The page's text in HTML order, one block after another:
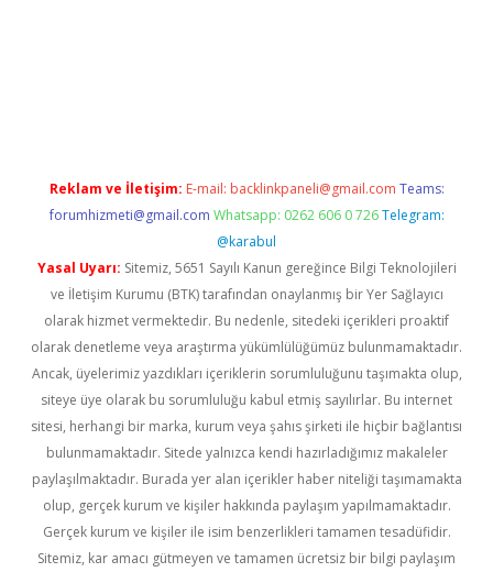
Reklam ve İletişim: E-mail: backlinkpaneli@gmail.com Teams:
forumhizmeti@gmail.com Whatsapp: 0262 606 0 726 Telegram:
@karabul
Yasal Uyarı: Sitemiz, 5651 Sayılı Kanun gereğince Bilgi Teknolojileri
ve İletişim Kurumu (BTK) tarafından onaylanmış bir Yer Sağlayıcı
olarak hizmet vermektedir. Bu nedenle, sitedeki içerikleri proaktif
olarak denetleme veya araştırma yükümlülüğümüz bulunmamaktadır.
Ancak, üyelerimiz yazdıkları içeriklerin sorumluluğunu taşımakta olup,
siteye üye olarak bu sorumluluğu kabul etmiş sayılırlar. Bu internet
sitesi, herhangi bir marka, kurum veya şahıs şirketi ile hiçbir bağlantısı
bulunmamaktadır. Sitede yalnızca kendi hazırladığımız makaleler
paylaşılmaktadır. Burada yer alan içerikler haber niteliği taşımamakta
olup, gerçek kurum ve kişiler hakkında paylaşım yapılmamaktadır.
Gerçek kurum ve kişiler ile isim benzerlikleri tamamen tesadüfidir.
Sitemiz, kar amacı gütmeyen ve tamamen ücretsiz bir bilgi paylaşım